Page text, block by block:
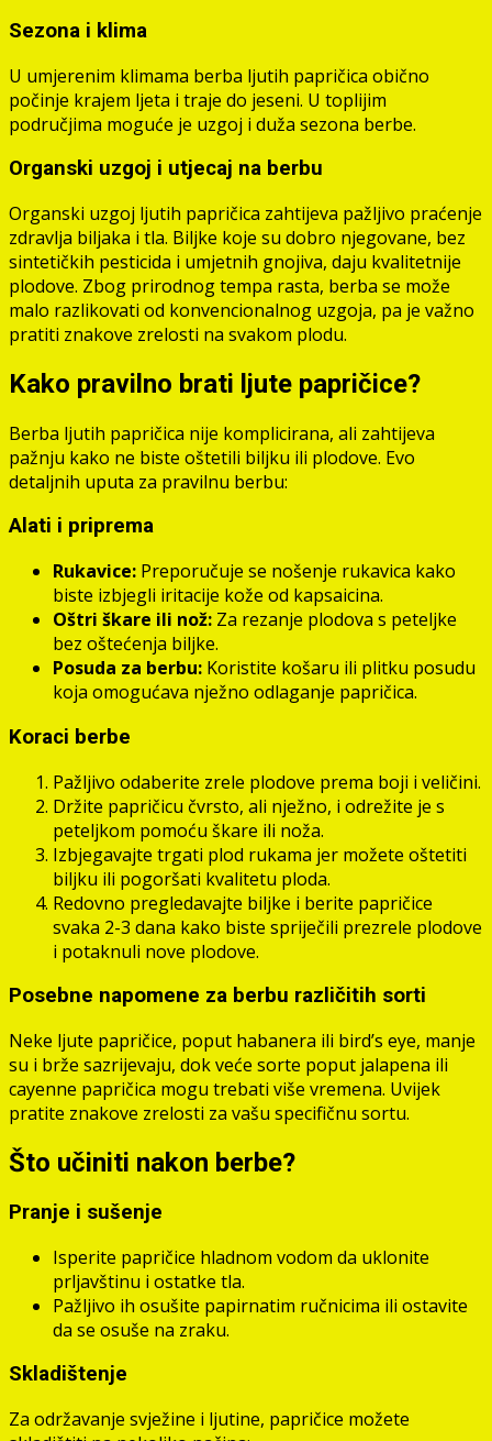
Sezona i klima
U umjerenim klimama berba ljutih papričica obično
počinje krajem ljeta i traje do jeseni. U toplijim
područjima moguće je uzgoj i duža sezona berbe.
Organski uzgoj i utjecaj na berbu
Organski uzgoj ljutih papričica zahtijeva pažljivo praćenje
zdravlja biljaka i tla. Biljke koje su dobro njegovane, bez
sintetičkih pesticida i umjetnih gnojiva, daju kvalitetnije
plodove. Zbog prirodnog tempa rasta, berba se može
malo razlikovati od konvencionalnog uzgoja, pa je važno
pratiti znakove zrelosti na svakom plodu.
Kako pravilno brati ljute papričice?
Berba ljutih papričica nije komplicirana, ali zahtijeva
pažnju kako ne biste oštetili biljku ili plodove. Evo
detaljnih uputa za pravilnu berbu:
Alati i priprema
Rukavice: Preporučuje se nošenje rukavica kako
biste izbjegli iritacije kože od kapsaicina.
Oštri škare ili nož: Za rezanje plodova s peteljke
bez oštećenja biljke.
Posuda za berbu: Koristite košaru ili plitku posudu
koja omogućava nježno odlaganje papričica.
Koraci berbe
Pažljivo odaberite zrele plodove prema boji i veličini.
Držite papričicu čvrsto, ali nježno, i odrežite je s
peteljkom pomoću škare ili noža.
Izbjegavajte trgati plod rukama jer možete oštetiti
biljku ili pogoršati kvalitetu ploda.
Redovno pregledavajte biljke i berite papričice
svaka 2-3 dana kako biste spriječili prezrele plodove
i potaknuli nove plodove.
Posebne napomene za berbu različitih sorti
Neke ljute papričice, poput habanera ili bird’s eye, manje
su i brže sazrijevaju, dok veće sorte poput jalapena ili
cayenne papričica mogu trebati više vremena. Uvijek
pratite znakove zrelosti za vašu specifičnu sortu.
Što učiniti nakon berbe?
Pranje i sušenje
Isperite papričice hladnom vodom da uklonite
prljavštinu i ostatke tla.
Pažljivo ih osušite papirnatim ručnicima ili ostavite
da se osuše na zraku.
Skladištenje
Za održavanje svježine i ljutine, papričice možete